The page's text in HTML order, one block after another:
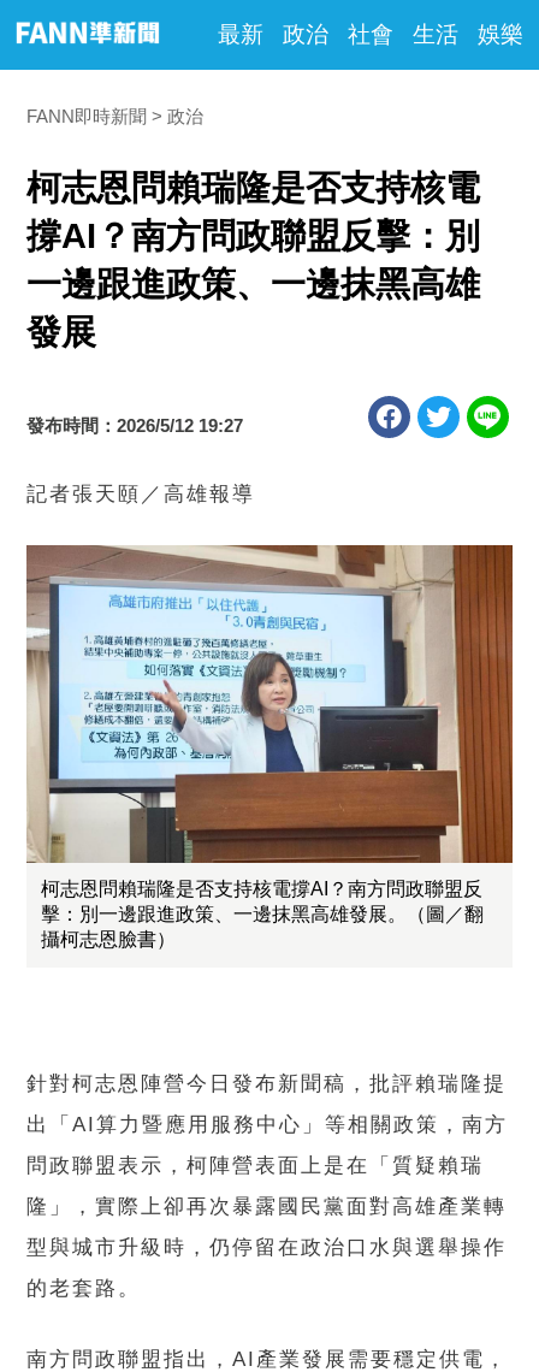
最新 政治 社會 生活 娛樂
FANN即時新聞 政治
柯志恩問賴瑞隆是否支持核電
撐AI？南方問政聯盟反擊：別
一邊跟進政策、一邊抹黑高雄
發展
發布時間：2026/5/12 19:27
記者張天頤／高雄報導
柯志恩問賴瑞隆是否支持核電撐AI？南方問政聯盟反
擊：別一邊跟進政策、一邊抹黑高雄發展。（圖／翻
攝柯志恩臉書）
針對柯志恩陣營今日發布新聞稿，批評賴瑞隆提
出「AI算力暨應用服務中心」等相關政策，南方
問政聯盟表示，柯陣營表面上是在「質疑賴瑞
隆」，實際上卻再次暴露國民黨面對高雄產業轉
型與城市升級時，仍停留在政治口水與選舉操作
的老套路。
南方問政聯盟指出，AI產業發展需要穩定供電，